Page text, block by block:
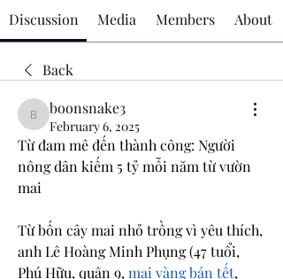
Discussion Media Members About
Back
boonsnake3
boonsnake3
February 6, 2025
Từ đam mê đến thành công: Người
nông dân kiếm 5 tỷ mỗi năm từ vườn
mai
Từ bốn cây mai nhỏ trồng vì yêu thích,
anh Lê Hoàng Minh Phụng (47 tuổi,
Phú Hữu, quận 9, mai vàng bán tết,